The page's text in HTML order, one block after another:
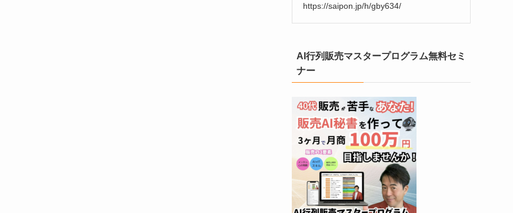
https://saipon.jp/h/gby634/
AI行列販売マスタープログラム無料セミ
ナー